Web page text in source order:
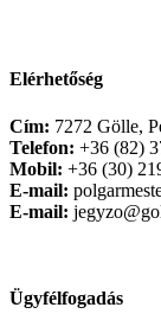
Elérhetőség
Cím: 7272 Gölle,
Telefon: +36 (82)
Mobil: +36 (30)
E-mail:
E-mail:
Ügyfélfogadás